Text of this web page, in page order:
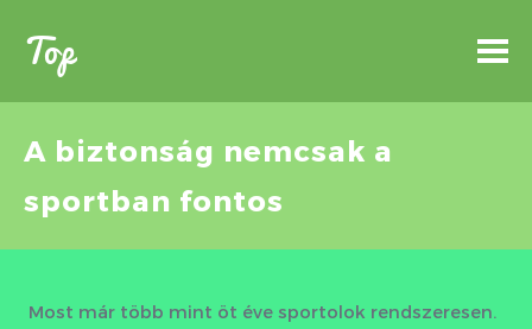
Top
A biztonság nemcsak a
sportban fontos
Most már több mint öt éve sportolok rendszeresen.